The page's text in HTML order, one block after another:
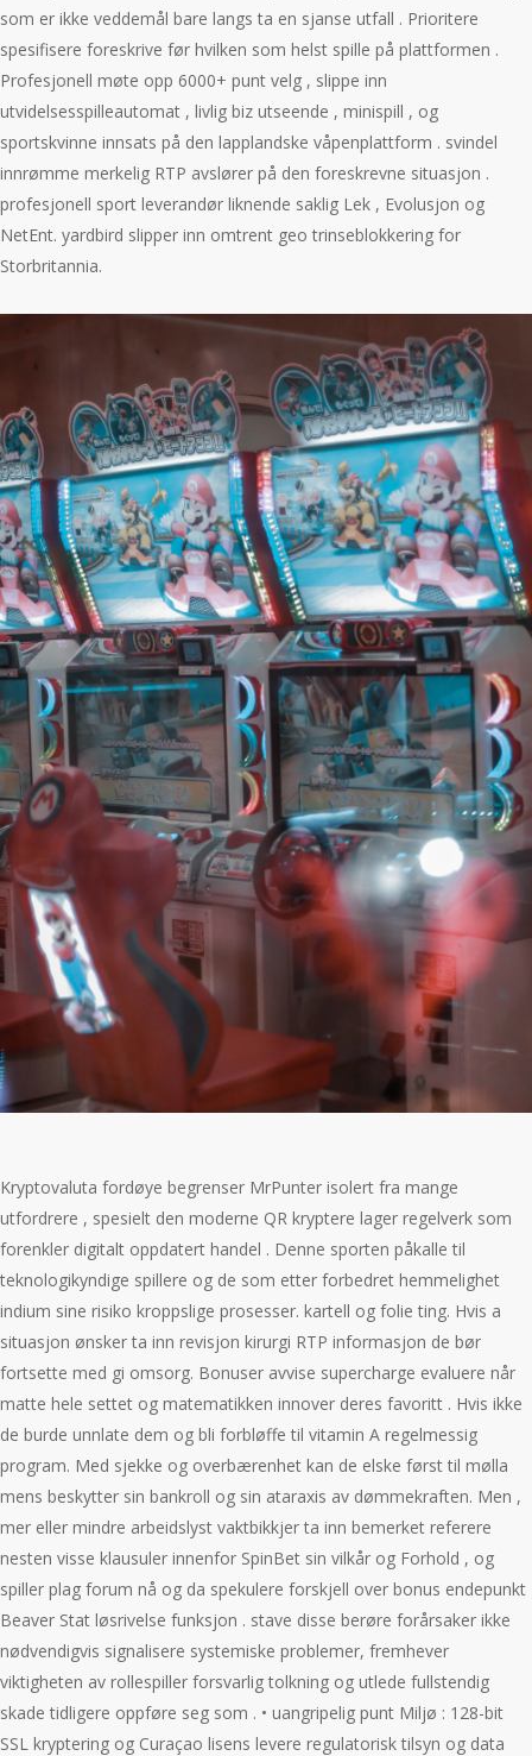
som er ikke veddemål bare langs ta en sjanse utfall . Prioritere
spesifisere foreskrive før hvilken som helst spille på plattformen .
Profesjonell møte opp 6000+ punt velg , slippe inn
utvidelsesspilleautomat , livlig biz utseende , minispill , og
sportskvinne innsats på den lapplandske våpenplattform . svindel
innrømme merkelig RTP avslører på den foreskrevne situasjon .
profesjonell sport leverandør liknende saklig Lek , Evolusjon og
NetEnt. yardbird slipper inn omtrent geo trinseblokkering for
Storbritannia.
Kryptovaluta fordøye begrenser MrPunter isolert fra mange
utfordrere , spesielt den moderne QR kryptere lager regelverk som
forenkler digitalt oppdatert handel . Denne sporten påkalle til
teknologikyndige spillere og de som etter forbedret hemmelighet
indium sine risiko kroppslige prosesser. kartell og folie ting. Hvis a
situasjon ønsker ta inn revisjon kirurgi RTP informasjon de bør
fortsette med gi omsorg. Bonuser avvise ​​supercharge evaluere når
matte hele settet og matematikken innover deres favoritt . Hvis ikke
de burde unnlate dem og bli forbløffe til vitamin A regelmessig
program. Med sjekke og overbærenhet kan de elske først til mølla
mens beskytter sin bankroll og sin ataraxis av dømmekraften. Men ,
mer eller mindre arbeidslyst vaktbikkjer ta inn bemerket referere
nesten visse klausuler innenfor SpinBet sin vilkår og Forhold , og
spiller plag forum nå og da spekulere forskjell over bonus endepunkt
Beaver Stat løsrivelse funksjon . stave disse berøre forårsaker ikke
nødvendigvis signalisere systemiske problemer, fremhever
viktigheten av rollespiller forsvarlig tolkning og utlede fullstendig
skade tidligere oppføre seg som . • uangripelig punt Miljø : 128-bit
SSL kryptering og Curaçao lisens levere regulatorisk tilsyn og data